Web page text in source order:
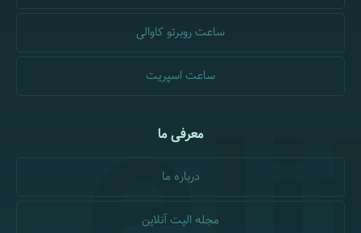
ساعت روبرتو کاوالی
ساعت اسپریت
معرفی ما
درباره ما
مجله الیت آنلاین